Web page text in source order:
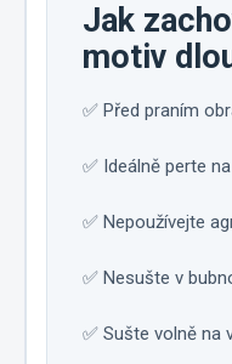
Jak
motiv
✅ Před praním
✅ Ideálně perte
✅ Nepoužívejte
✅ Nesušte v
✅ Sušte volně na